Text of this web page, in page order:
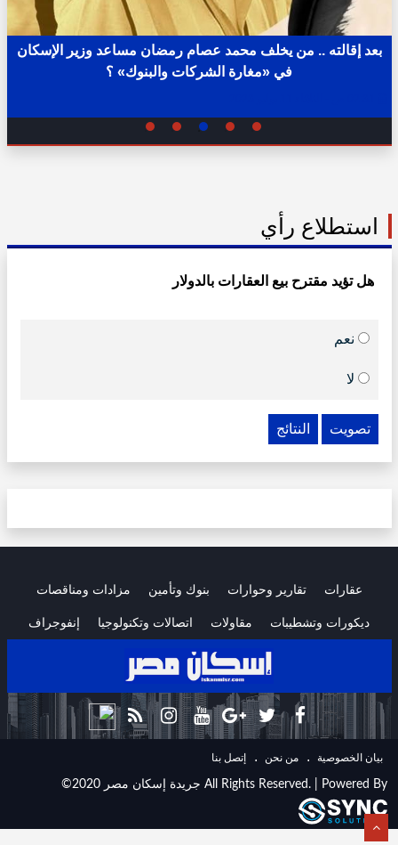
بعد إقالته .. من يخلف محمد عصام رمضان مساعد وزير الإسكان
في «مغارة الشركات والبنوك» ؟
استطلاع رأي
هل تؤيد مقترح بيع العقارات بالدولار
نعم
لا
تصويت النتائج
عقارات تقارير وحوارات بنوك وتأمين مزادات ومناقصات
ديكورات وتشطيبات مقاولات اتصالات وتكنولوجيا إنفوجراف
ﺑﻴﺎﻥ اﻟﺨﺼﻮﺻﻴﺔ . ﻣﻦ ﻧﺤﻦ . ﺇﺗﺼﻞ ﺑﻨﺎ
©2020 جريدة إسكان مصر All Rights Reserved. | Powered By